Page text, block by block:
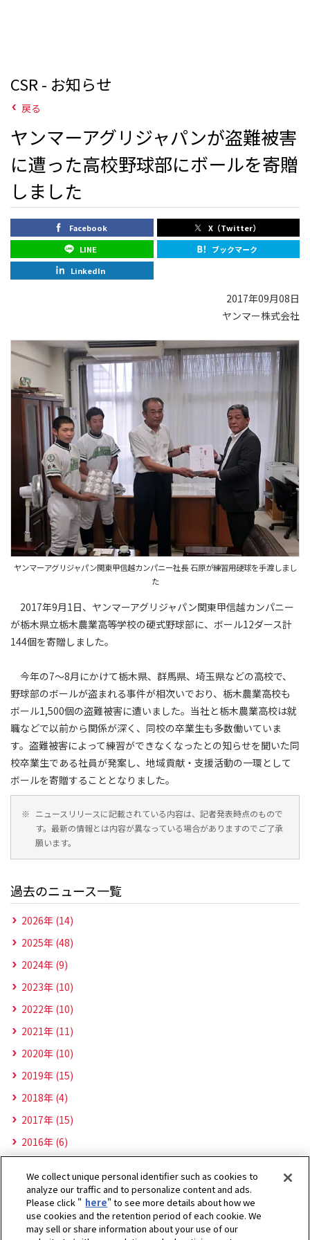
CSR - お知らせ
戻る
ヤンマーアグリジャパンが盗難被害
に遭った高校野球部にボールを寄贈
しました
Facebook
X（Twitter）
LINE
ブックマーク
LinkedIn
2017年09月08日
ヤンマー株式会社
ヤンマーアグリジャパン関東甲信越カンパニー社長 石原が練習用硬球を手渡しまし
た
2017年9月1日、ヤンマーアグリジャパン関東甲信越カンパニー
が栃木県立栃木農業高等学校の硬式野球部に、ボール12ダース計
144個を寄贈しました。
今年の7～8月にかけて栃木県、群馬県、埼玉県などの高校で、
野球部のボールが盗まれる事件が相次いでおり、栃木農業高校も
ボール1,500個の盗難被害に遭いました。当社と栃木農業高校は就
職などで以前から関係が深く、同校の卒業生も多数働いていま
す。盗難被害によって練習ができなくなったとの知らせを聞いた同
校卒業生である社員が発案し、地域貢献・支援活動の一環として
ボールを寄贈することとなりました。
※ ニュースリリースに記載されている内容は、記者発表時点のもので
す。最新の情報とは内容が異なっている場合がありますのでご了承
願います。
過去のニュース一覧
2026年 (14)
2025年 (48)
2024年 (9)
2023年 (10)
2022年 (10)
2021年 (11)
2020年 (10)
2019年 (15)
2018年 (4)
2017年 (15)
2016年 (6)
We collect unique personal identifier such as cookies to
analyze our traffic and to personalize content and ads.
Please click " here" to see more details about how we
use cookies and the retention period of each cookie. We
may sell or share information about your use of our